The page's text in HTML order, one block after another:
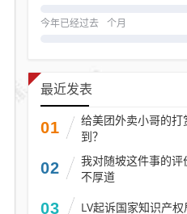
今年已经过去 个月
最近发表
01
给美团外卖小哥的打
到？
02
我对随坡这件事的评
不厚道
03 LV起诉国家知识产权